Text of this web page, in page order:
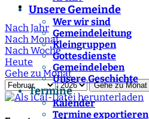
Unsere Gemeinde
Wer wir sind
Gemeindeleitung
Kleingruppen
Gottesdienste
Gemeindeleben
Unsere Geschichte
Termine
Kalender
Termine exportieren
Nach Jahr
Nach Monat
Nach Woche
Heute
Gehe zu Monat
Gehe zu Monat